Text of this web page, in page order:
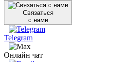
Связаться
с нами
Telegram
Онлайн чат